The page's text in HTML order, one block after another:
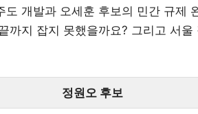
도 개발과 오세훈 후보의 민간 규제
까지 잡지 못했을까요? 그리고 서
정원오 후보